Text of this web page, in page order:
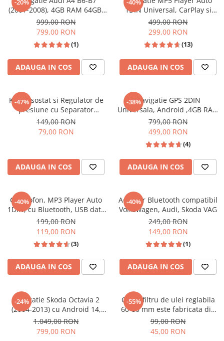
Retelistica & UPS
UPS & Stabilizatoare
Periferice si accesorii IT
Produse Resigilate
-20%
(2001-2008), 4GB RAM 64GB,
Android 13, DSP, 2.0 OCTA
CORE CarPlay si Android Auto,
ecran 9 inch
999,00 RON
799,00 RON
(1)
ADAUGA IN COS
-40%
1DIN Universal, CarPlay si
Android Auto, Bluetooth, 2X
USB frontal, RCA Subwoofer,
ecran 6.2 Inch
499,00 RON
299,00 RON
(13)
ADAUGA IN COS
-47%
Kit Presostat si Regulator de
presiune cu Separator
condens, pentru compresoare
cu conectori rapide, 230V
12BAR Silver
149,00 RON
79,00 RON
ADAUGA IN COS
-38%Navigatie GPS 2DIN
Universala, Android ,4GB RAM
64GB ROM, CarPlay si Android
Auto WI-FI, Ecran 7 inch
799,00 RON
499,00 RON
(4)
ADAUGA IN COS
-40%
Casetofon, MP3 Player Auto
1DIN, cu Bluetooth, USB date
si Fast charger, Card SD, AUX,
RCA Subwoofer + Suport
telefon integrat
199,00 RON
119,00 RON
(3)
ADAUGA IN COS
-40%
Adaptor Bluetooth compatibil
Volkswagen, Audi, Skoda VAG
249,00 RON
149,00 RON
(1)
ADAUGA IN COS
-24%
Navigatie Skoda Octavia 2
(2004-2013) cu Android 14,
4GB RAM 64GB ROM, CarPlay
si Android Auto Wi-fi,
Youtube, Waze, ecran HD 10.1
1.049,00 RON
799,00 RON
-55%
Cheie filtru de ulei reglabila
60-80 mm este fabricata din
otel CrMo de inalta calitate
99,00 RON
45,00 RON